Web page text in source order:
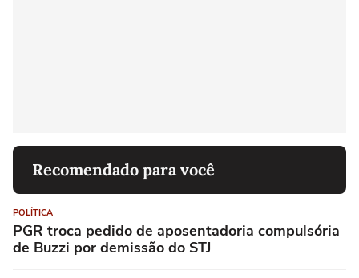
Recomendado para você
POLÍTICA
PGR troca pedido de aposentadoria compulsória
de Buzzi por demissão do STJ